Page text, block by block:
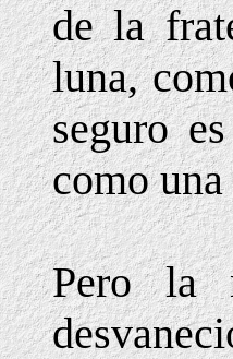
de la
luna,
seguro
como
Pero la